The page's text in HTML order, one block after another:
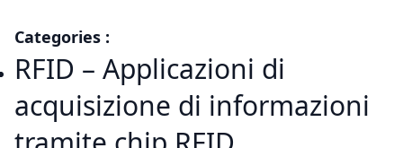
Categories :
RFID – Applicazioni di
acquisizione di informazioni